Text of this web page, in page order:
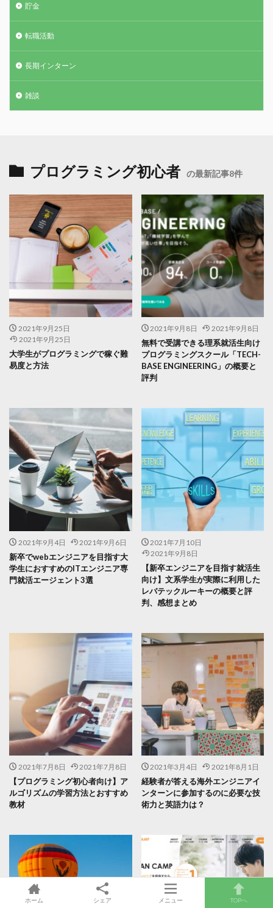
貯金
転職活動
長期インターン
雑談
プログラミング初心者 の最新記事8件
2021年9月25日
2021年9月25日
大学生がプログラミングで稼ぐ難
易度と方法
2021年9月8日 2021年9月8日
無料で受講できる理系就活生向け
プログラミングスクール「TECH-
BASE ENGINEERING」の概要と
評判
2021年9月4日 2021年9月6日
新卒でwebエンジニアを目指す大
学生におすすめのITエンジニア専
門就活エージェント3選
2021年7月10日
2021年9月8日
【新卒エンジニアを目指す就活生
向け】文系学生が実際に利用した
レバテックルーキーの概要と評
判、感想まとめ
2021年7月8日 2021年7月8日
【プログラミング初心者向け】ア
ルゴリズムの学習方法とおすすめ
教材
2021年3月4日 2021年8月1日
経験者が答える海外エンジニアイ
ンターンに参加するのに必要な技
術力と英語力は？
ホーム シェア メニュー TOPへ